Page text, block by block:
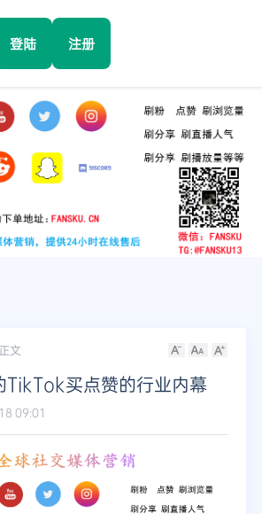
登陆 注册
Facebook
TikTok
YouTube
Twitter
Telegram
更多
正文
TikTok买点赞的行业内幕
09:01